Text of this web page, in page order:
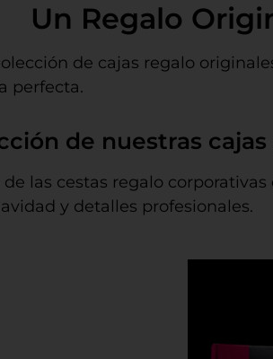
Un Regalo
de cajas regalo
perfecta.
de nuestras
las cestas regalo
y detalles profesionales.